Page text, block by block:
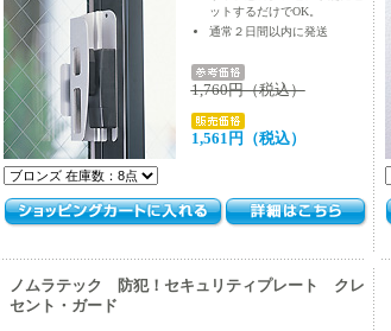
ットするだけでOK。
通常２日間以内に発送
1,760円（税込）
1,561円（税込）
ノムラテック 防犯！セキュリティプレート クレ
セント・ガード